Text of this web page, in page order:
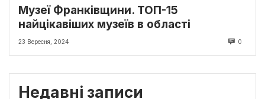
Музеї Франківщини. ТОП-15
найцікавіших музеїв в області
23 Вересня, 2024 0
Недавні записи